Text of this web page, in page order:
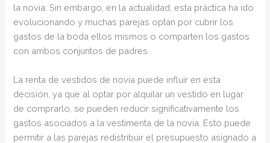
la novia. Sin embargo, en la actualidad, esta práctica ha ido
evolucionando y muchas parejas optan por cubrir los
gastos de la boda ellos mismos o comparten los gastos
con ambos conjuntos de padres.
La renta de vestidos de novia puede influir en esta
decisión, ya que al optar por alquilar un vestido en lugar
de comprarlo, se pueden reducir significativamente los
gastos asociados a la vestimenta de la novia. Esto puede
permitir a las parejas redistribuir el presupuesto asignado a